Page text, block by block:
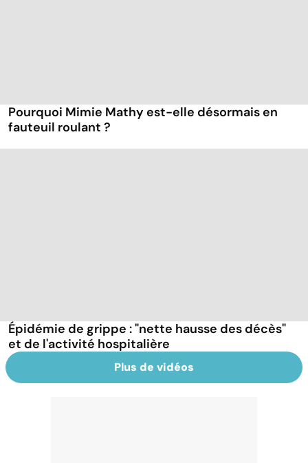
Pourquoi Mimie Mathy est-elle désormais en
fauteuil roulant ?
Épidémie de grippe : "nette hausse des décès"
et de l'activité hospitalière
Plus de vidéos